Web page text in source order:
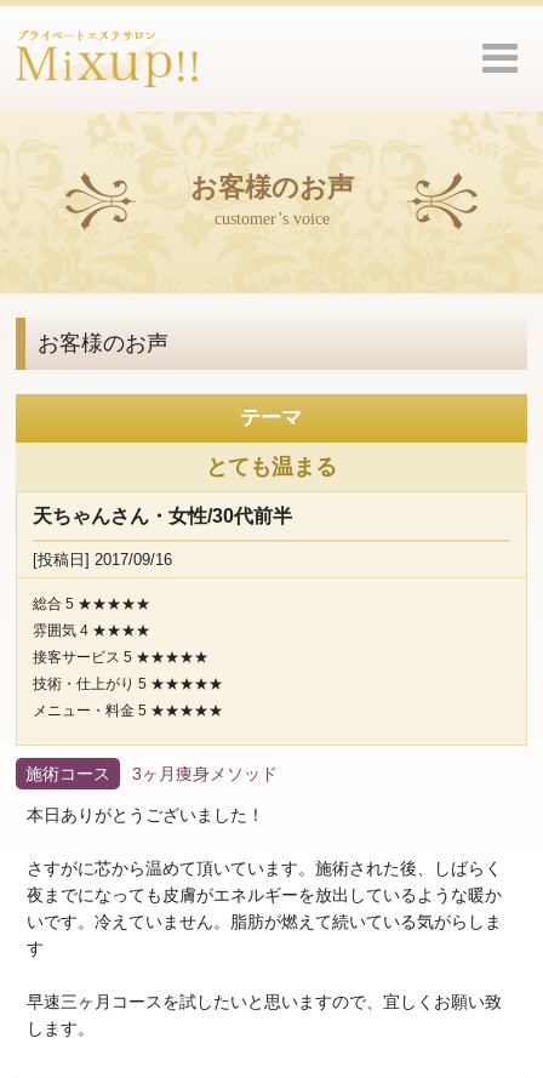
お客様のお声
customer’s voice
お客様のお声
テーマ
とても温まる
天ちゃんさん・女性/30代前半
[投稿日] 2017/09/16
総合 5 ★★★★★
雰囲気 4 ★★★★
接客サービス 5 ★★★★★
技術・仕上がり 5 ★★★★★
メニュー・料金 5 ★★★★★
施術コース 3ヶ月痩身メソッド
本日ありがとうございました！
さすがに芯から温めて頂いています。施術された後、しばらく
夜までになっても皮膚がエネルギーを放出しているような暖か
いです。冷えていません。脂肪が燃えて続いている気がらしま
す
早速三ヶ月コースを試したいと思いますので、宜しくお願い致
します。